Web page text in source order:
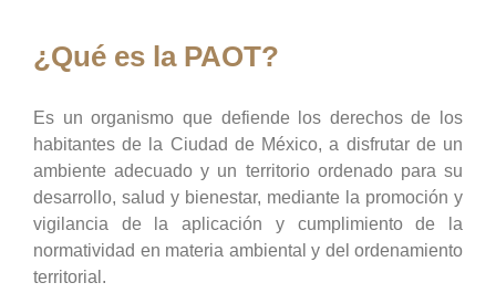
¿Qué es la PAOT?
Es un organismo que defiende los derechos de los
habitantes de la Ciudad de México, a disfrutar de un
ambiente adecuado y un territorio ordenado para su
desarrollo, salud y bienestar, mediante la promoción y
vigilancia de la aplicación y cumplimiento de la
normatividad en materia ambiental y del ordenamiento
territorial.